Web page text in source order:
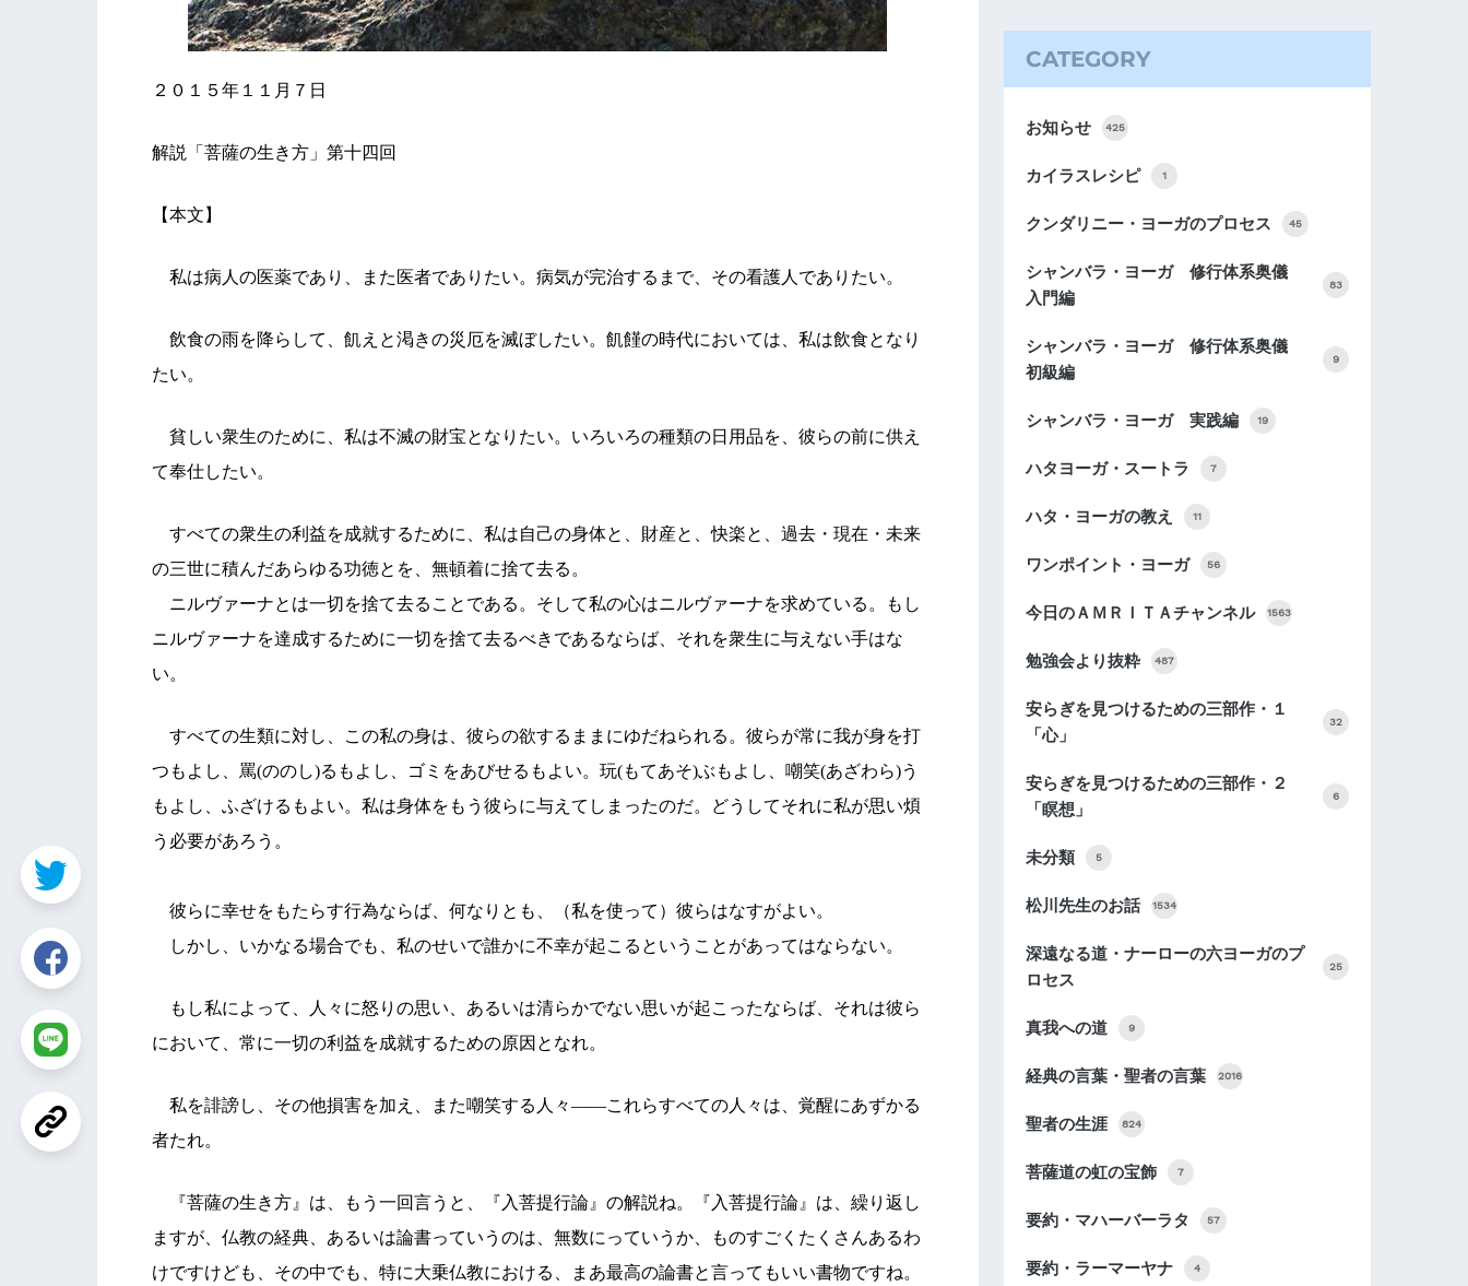
２０１５年１１月７日
解説「菩薩の生き方」第十四回
【本文】
私は病人の医薬であり、また医者でありたい。病気が完治するまで、その看護人でありたい。
飲食の雨を降らして、飢えと渇きの災厄を滅ぼしたい。飢饉の時代においては、私は飲食となり
たい。
貧しい衆生のために、私は不滅の財宝となりたい。いろいろの種類の日用品を、彼らの前に供え
て奉仕したい。
すべての衆生の利益を成就するために、私は自己の身体と、財産と、快楽と、過去・現在・未来
の三世に積んだあらゆる功徳とを、無頓着に捨て去る。
ニルヴァーナとは一切を捨て去ることである。そして私の心はニルヴァーナを求めている。もし
ニルヴァーナを達成するために一切を捨て去るべきであるならば、それを衆生に与えない手はな
い。
すべての生類に対し、この私の身は、彼らの欲するままにゆだねられる。彼らが常に我が身を打
つもよし、罵(ののし)るもよし、ゴミをあびせるもよい。玩(もてあそ)ぶもよし、嘲笑(あざわら)う
もよし、ふざけるもよい。私は身体をもう彼らに与えてしまったのだ。どうしてそれに私が思い煩
う必要があろう。
彼らに幸せをもたらす行為ならば、何なりとも、（私を使って）彼らはなすがよい。
しかし、いかなる場合でも、私のせいで誰かに不幸が起こるということがあってはならない。
もし私によって、人々に怒りの思い、あるいは清らかでない思いが起こったならば、それは彼ら
において、常に一切の利益を成就するための原因となれ。
私を誹謗し、その他損害を加え、また嘲笑する人々――これらすべての人々は、覚醒にあずかる
者たれ。
『菩薩の生き方』は、もう一回言うと、『入菩提行論』の解説ね。『入菩提行論』は、繰り返し
ますが、仏教の経典、あるいは論書っていうのは、無数にっていうか、ものすごくたくさんあるわ
けですけども、その中でも、特に大乗仏教における、まあ最高の論書と言ってもいい書物ですね。
CATEGORY
お知らせ 425
カイラスレシピ 1
クンダリニー・ヨーガのプロセス 45
シャンバラ・ヨーガ 修行体系奥儀
入門編
83
シャンバラ・ヨーガ 修行体系奥儀
初級編
9
シャンバラ・ヨーガ 実践編 19
ハタヨーガ・スートラ 7
ハタ・ヨーガの教え 11
ワンポイント・ヨーガ 56
今日のＡＭＲＩＴＡチャンネル 1563
勉強会より抜粋 487
安らぎを見つけるための三部作・１
「心」
32
安らぎを見つけるための三部作・２
「瞑想」
6
未分類 5
松川先生のお話 1534
深遠なる道・ナーローの六ヨーガのプ
ロセス
25
真我への道 9
経典の言葉・聖者の言葉 2016
聖者の生涯 824
菩薩道の虹の宝飾 7
要約・マハーバーラタ 57
要約・ラーマーヤナ 4